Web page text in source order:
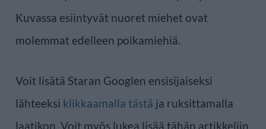
Kuvassa esiintyvät nuoret miehet ovat
molemmat edelleen poikamiehiä.
Voit lisätä Staran Googlen ensisijaiseksi
lähteeksi klikkaamalla tästä ja ruksittamalla
laatikon. Voit myös lukea lisää tähän artikkeliin